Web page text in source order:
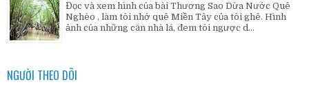
Đọc và xem hình của bài Thương Sao Dừa Nước Quê
Nghèo , làm tôi nhớ quê Miền Tây của tôi ghê. Hình
ảnh của những căn nhà lá, đem tôi ngược d...
NGƯỜI THEO DÕI